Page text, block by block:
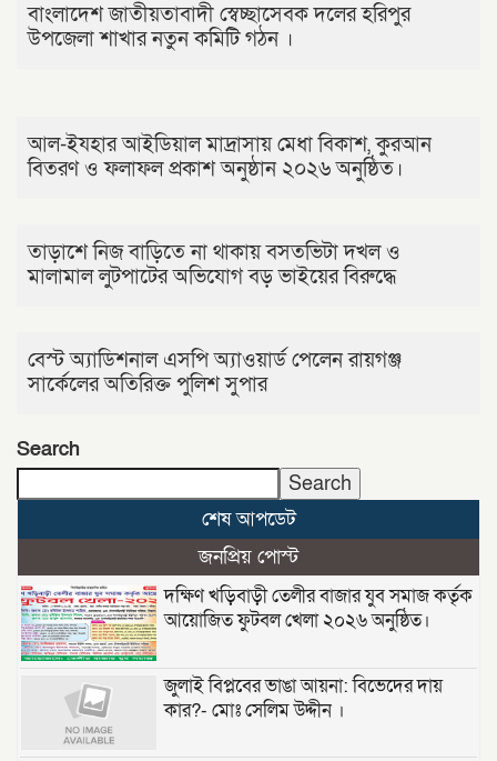
বাংলাদেশ জাতীয়তাবাদী স্বেচ্ছাসেবক দলের হরিপুর
উপজেলা শাখার নতুন কমিটি গঠন ।
আল-ইযহার আইডিয়াল মাদ্রাসায় মেধা বিকাশ, কুরআন
বিতরণ ও ফলাফল প্রকাশ অনুষ্ঠান ২০২৬ অনুষ্ঠিত।
তাড়াশে নিজ বাড়িতে না থাকায় বসতভিটা দখল ও
মালামাল লুটপাটের অভিযোগ বড় ভাইয়ের বিরুদ্ধে
বেস্ট অ্যাডিশনাল এসপি অ্যাওয়ার্ড পেলেন রায়গঞ্জ
সার্কেলের অতিরিক্ত পুলিশ সুপার
Search
Search
শেষ আপডেট
জনপ্রিয় পোস্ট
দক্ষিণ খড়িবাড়ী তেলীর বাজার যুব সমাজ কর্তৃক
আয়োজিত ফুটবল খেলা ২০২৬ অনুষ্ঠিত।
জুলাই বিপ্লবের ভাঙা আয়না: বিভেদের দায়
কার?- মোঃ সেলিম উদ্দীন ।